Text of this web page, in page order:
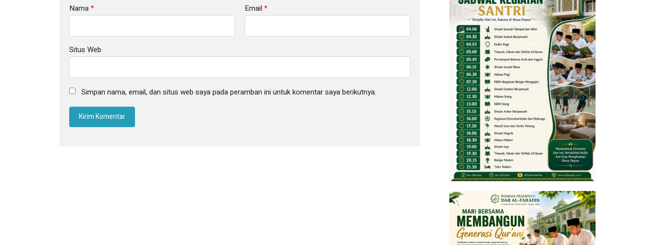
Nama* Email *
Situs Web
Simpan nama, email, dan situs web saya pada peramban ini untuk komentar saya berikutnya.